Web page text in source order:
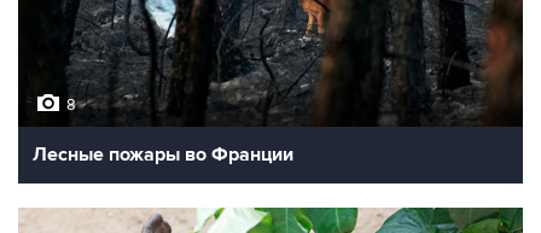
8
Лесные пожары во Франции